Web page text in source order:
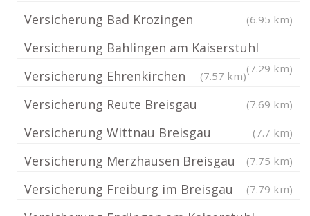
Versicherung Bad Krozingen (6.95 km)
Versicherung Bahlingen am Kaiserstuhl
(7.29 km)
Versicherung Ehrenkirchen (7.57 km)
Versicherung Reute Breisgau (7.69 km)
Versicherung Wittnau Breisgau (7.7 km)
Versicherung Merzhausen Breisgau (7.75 km)
Versicherung Freiburg im Breisgau (7.79 km)